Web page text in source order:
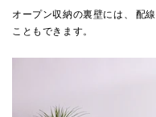
オープン収納の裏壁には、 配
こともできます。